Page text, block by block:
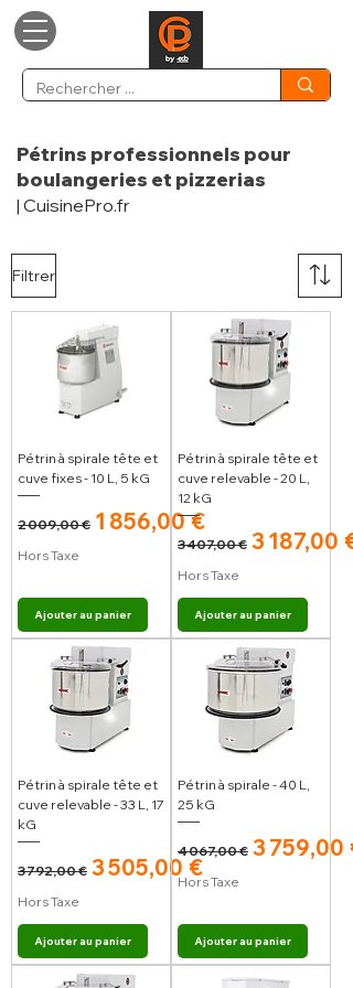
Pétrins professionnels pour
boulangeries et pizzerias
| CuisinePro.fr
Filtrer
Pétrin à spirale tête et
cuve fixes - 10 L, 5 kG
Prix original
2 009,00 € Prix promotionnel
1 856,00 €
Hors Taxe
Ajouter au panier
Pétrin à spirale tête et
cuve relevable - 20 L,
12 kG
Prix original
3 407,00 € Prix
3 187,00 €
Hors Taxe
Ajouter au panier
Pétrin à spirale tête et
cuve relevable - 33 L, 17
kG
Prix original
3 792,00 € Prix promotionnel
3 505,00 €
Hors Taxe
Ajouter au panier
Pétrin à spirale - 40 L,
25 kG
Prix original
4 067,00 € Prix
3 759,00 €
Hors Taxe
Ajouter au panier